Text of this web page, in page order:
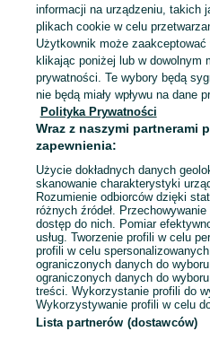
KATEGORIA
Mapa kategorii
Mapa miejscowości
Mapa ministron
Popularne wyszukiwania
informacji na urządzeniu, takich
plikach cookie w celu
Użytkownik może
klikając poniżej lub w dowolnym
prywatności. Te wybory będą
nie będą miały wpływu na dane
Polityka Prywatności
Wraz z naszymi partnerami
zapewnienia:
Użycie dokładnych danych
skanowanie charakterystyki
Rozumienie odbiorców dzięki
różnych źródeł.
dostęp do nich. Pomiar
usług. Tworzenie profili w celu
profili w celu
ograniczonych danych do
ograniczonych danych do
treści. Wykorzystanie profili do
Wykorzystywanie profili w celu
Lista partnerów (dostawców)